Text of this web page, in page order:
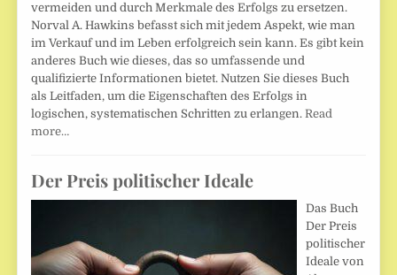
vermeiden und durch Merkmale des Erfolgs zu ersetzen.
Norval A. Hawkins befasst sich mit jedem Aspekt, wie man
im Verkauf und im Leben erfolgreich sein kann. Es gibt kein
anderes Buch wie dieses, das so umfassende und
qualifizierte Informationen bietet. Nutzen Sie dieses Buch
als Leitfaden, um die Eigenschaften des Erfolgs in
logischen, systematischen Schritten zu erlangen.Read
more…
Der Preis politischer Ideale
Das Buch
Der Preis
politischer
Ideale von